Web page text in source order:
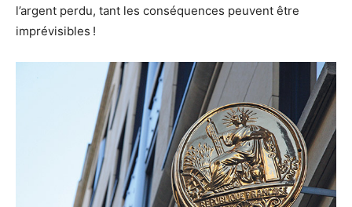
l’argent perdu, tant les conséquences peuvent être
imprévisibles !